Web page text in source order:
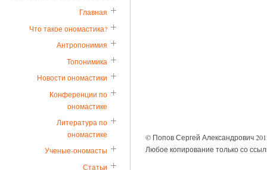
© Попов Сергей Александрович
Любое копирование только со
Главная
Что такое ономастика?
Антропонимия
Топонимика
Новости ономастики
Конференции по
ономастике
Литература по
ономастике
Ученые-ономасты
Статьи